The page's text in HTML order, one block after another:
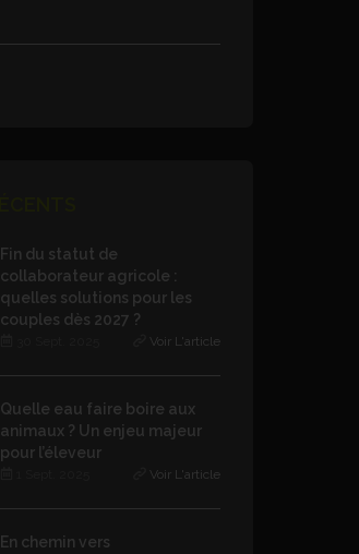
Fin du statut de
collaborateur agricole :
quelles solutions pour les
couples dès 2027 ?
Voir L'article
Quelle eau faire boire aux
animaux ? Un enjeu majeur
pour l’éleveur
Voir L'article
En chemin vers